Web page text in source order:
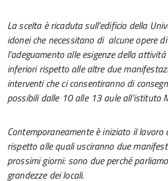
La scelta è ricaduta sull’edificio della
idonei che necessitano di alcune opere
l’adeguamento alle esigenze della
inferiori rispetto alle altre due
interventi che ci consentiranno di
possibili dalle 10 alle 13 aule all’istituto
Contemporaneamente è iniziato il lavoro
rispetto alle quali usciranno due
prossimi giorni: sono due perché
grandezze dei locali.